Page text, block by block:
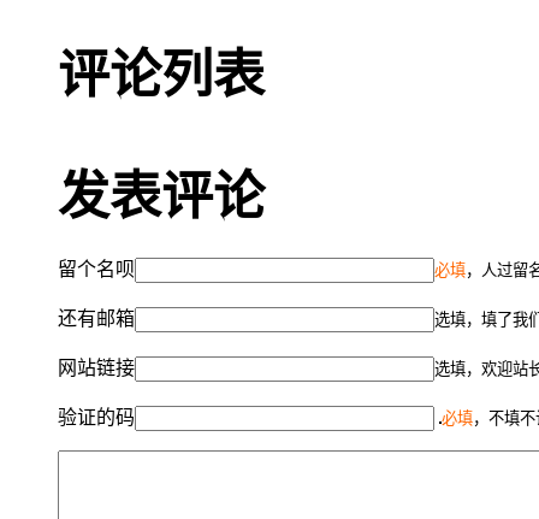
评论列表
发表评论
留个名呗 必填，人过留
还有邮箱 选填，填了我
网站链接 选填，欢迎站
验证的码 必填，不填